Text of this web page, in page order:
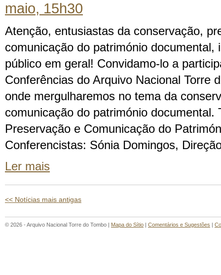
maio, 15h30
Atenção, entusiastas da conservação,
comunicação do património documental,
público em geral! Convidamo-lo a
Conferências do Arquivo Nacional Torre
onde mergulharemos no tema da
comunicação do património documental.
Preservação e Comunicação do
Conferencistas: Sónia Domingos,
Ler mais
<< Notícias mais antigas
© 2026 - Arquivo Nacional Torre do Tombo | Mapa do Sítio | Comentários e Sugestões |